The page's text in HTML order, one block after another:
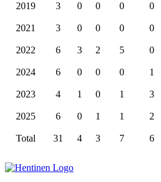
2019 3 0 0 0 0
2021 3 0 0 0 0
2022 6 3 2 5 0
2024 6 0 0 0 1
2023 4 1 0 1 3
2025 6 0 1 1 2
Total 31 4 3 7 6